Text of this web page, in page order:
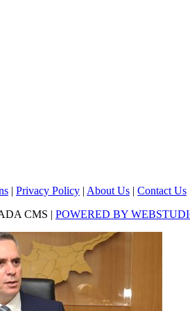
| Privacy Policy | About Us | Contact Us
CMS | POWERED BY